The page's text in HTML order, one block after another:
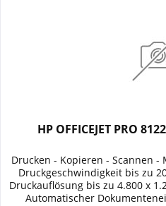
HP OFFICEJET PRO
Drucken - Kopieren - Scannen -
Druckgeschwindigkeit bis zu
Druckauflösung bis zu 4.800 x
Automatischer